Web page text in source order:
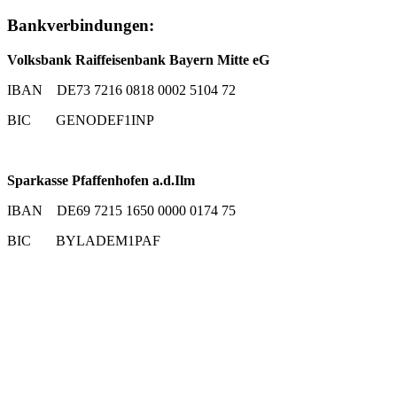
Bankverbindungen:
Volksbank Raiffeisenbank Bayern Mitte eG
IBAN DE73 7216 0818 0002 5104 72
BIC GENODEF1INP
Sparkasse Pfaffenhofen a.d.Ilm
IBAN DE69 7215 1650 0000 0174 75
BIC BYLADEM1PAF